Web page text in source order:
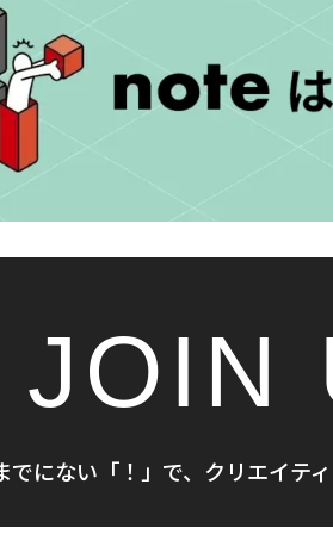
JOIN
でにない「！」で、クリエイテ